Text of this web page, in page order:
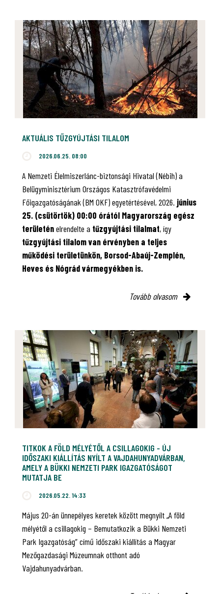
AKTUÁLIS TŰZGYÚJTÁSI TILALOM
2026.06.25. 08:00
A Nemzeti Élelmiszerlánc-biztonsági Hivatal (Nébih) a
Belügyminisztérium Országos Katasztrófavédelmi
Főigazgatóságának (BM OKF) egyetértésével, 2026. június
25. (csütörtök) 00:00 órától Magyarország egész
területénelrendelte a tűzgyújtási tilalmat, így
tűzgyújtási tilalom van érvényben a teljes
működési területünkön, Borsod-Abaúj-Zemplén,
Heves és Nógrád vármegyékben is.
Tovább olvasom
TITKOK A FÖLD MÉLYÉTŐL A CSILLAGOKIG - ÚJ
IDŐSZAKI KIÁLLÍTÁS NYÍLT A VAJDAHUNYADVÁRBAN,
AMELY A BÜKKI NEMZETI PARK IGAZGATÓSÁGOT
MUTATJA BE
2026.05.22. 14:33
Május 20-án ünnepélyes keretek között megnyílt „A föld
mélyétől a csillagokig – Bemutatkozik a Bükki Nemzeti
Park Igazgatóság” című időszaki kiállítás a Magyar
Mezőgazdasági Múzeumnak otthont adó
Vajdahunyadvárban.